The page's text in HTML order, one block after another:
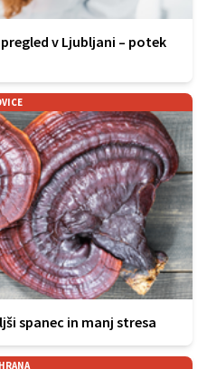
v Ljubljani – potek
spanec in manj stresa